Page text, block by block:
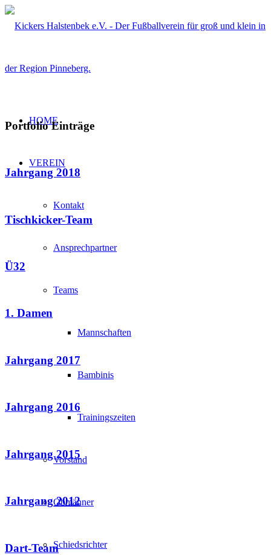
HOME
VEREIN
Kontakt
Ansprechpartner
Teams
Mannschaften
Bambinis
Trainingszeiten
Vorstand
Obmänner
Schiedsrichter
Portfolio Einträge
Jahrgang 2018
Tischkicker-Team
Ü32
1. Damen
Jahrgang 2017
Jahrgang 2016
Jahrgang 2015
Jahrgang 2012
Dart-Team